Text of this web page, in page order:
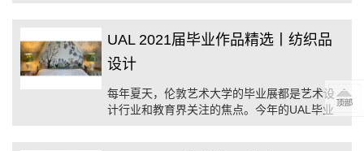
选，让大家欣赏到伦艺学子精妙的创意和高超
UAL 2021届毕业作品精选丨纺织品
设计
每年夏天，伦敦艺术大学的毕业展都是艺术设
计行业和教育界关注的焦点。今年的UAL毕业